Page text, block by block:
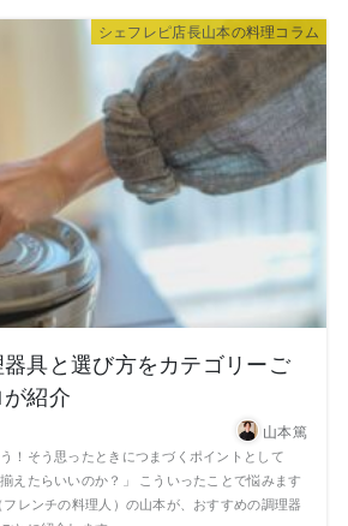
シェフレピ店長山本の料理コラム
具と選び方をカテゴリーご
紹介
山本篤
！そう思ったときにつまづくポイントとして
えたらいいのか？」 こういったことで悩みます
レンチの料理人）の山本が、おすすめの調理器